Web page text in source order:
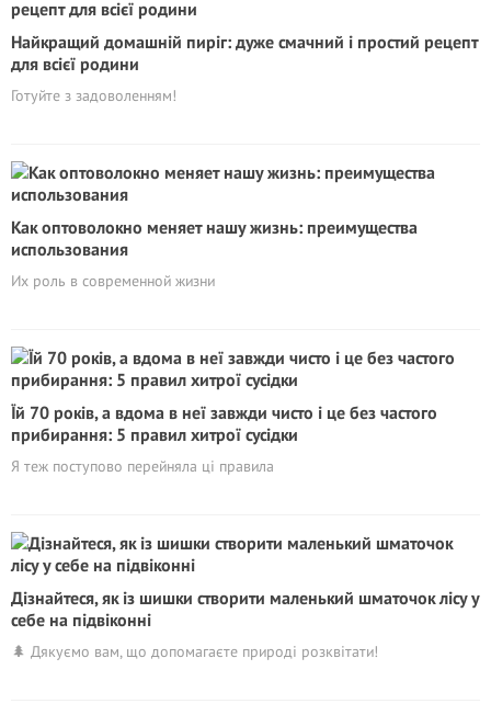
Найкращий домашній пиріг: дуже смачний і простий рецепт
для всієї родини
Готуйте з задоволенням!
Как оптоволокно меняет нашу жизнь: преимущества
использования
Их роль в современной жизни
Їй 70 років, а вдома в неї завжди чисто і це без частого
прибирання: 5 правил хитрої сусідки
Я теж поступово перейняла ці правила
Дізнайтеся, як із шишки створити маленький шматочок лісу у
себе на підвіконні
🌲 Дякуємо вам, що допомагаєте природі розквітати!